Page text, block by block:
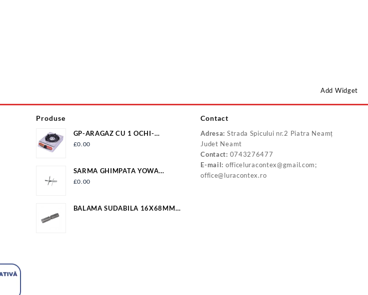
Add Widget
Produse
GP-ARAGAZ CU 1 OCHI-
APRINDERE QUARTZ
£0.00
SARMA GHIMPATA YOWA
ZINCATA II 2.2X2.2X100 S1342
£0.00
BALAMA SUDABILA 16X68MM
Contact
Adresa: Strada Spicului nr.2 Piatra Neamț
Judet Neamt
Contact: 0743276477
E-mail: officeluracontex@gmail.com;
office@luracontex.ro